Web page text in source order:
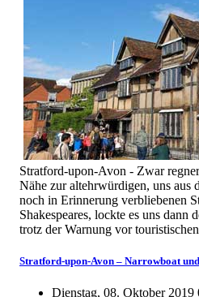
Stratford-upon-Avon - Zwar
Nähe zur altehrwürdigen, uns aus
noch in Erinnerung verbliebenen
Shakespeares, lockte es uns dann
trotz der Warnung vor
Stratford-upon-Avon – Narrowboat
Dienstag, 08. Oktober 2019